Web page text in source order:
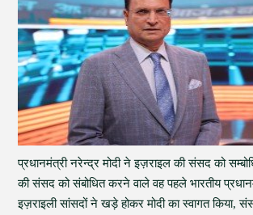
प्रधानमंत्री नरेन्द्र मोदी ने इज़राइल की संसद को
की संसद को संबोधित करने वाले वह पहले भारतीय
इज़राइली सांसदों ने खड़े होकर मोदी का स्वागत किया,